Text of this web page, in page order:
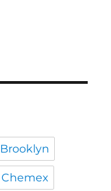
Brooklyn
Chemex